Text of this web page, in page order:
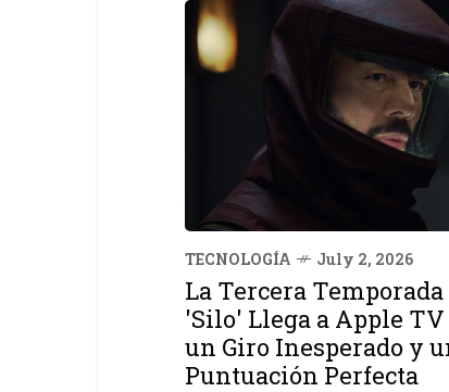
TECNOLOGÍA July 2, 2026
La Tercera Temporada
'Silo' Llega a Apple TV
un Giro Inesperado y
Puntuación Perfecta